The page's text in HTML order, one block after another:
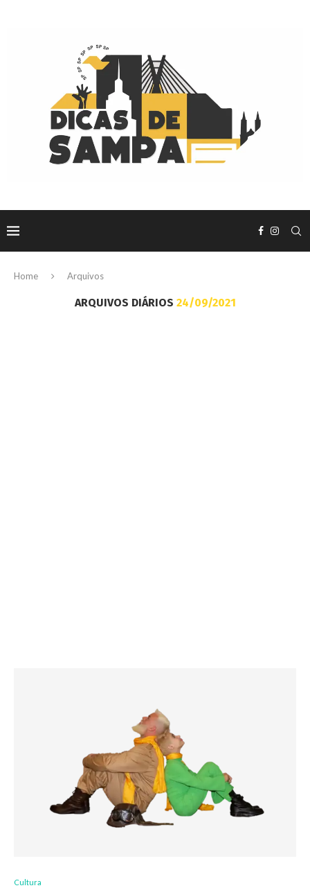
Home Arquivos
ARQUIVOS DIÁRIOS 24/09/2021
Cultura